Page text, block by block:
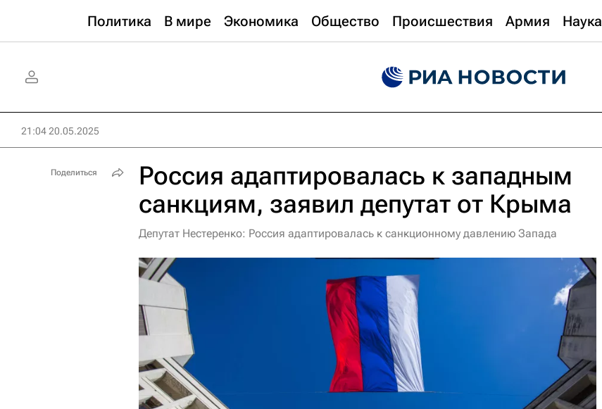
Политика В мире Экономика Общество Происшествия Армия Наука
21:04 20.05.2025
Россия адаптировалась к западным
санкциям, заявил депутат от Крыма
Депутат Нестеренко: Россия адаптировалась к санкционному давлению Запада
Поделиться